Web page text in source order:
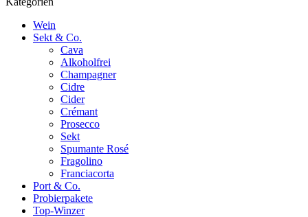
Wein
Sekt & Co.
Cava
Alkoholfrei
Champagner
Cidre
Cider
Crémant
Prosecco
Sekt
Spumante Rosé
Fragolino
Franciacorta
Port & Co.
Probierpakete
Top-Winzer